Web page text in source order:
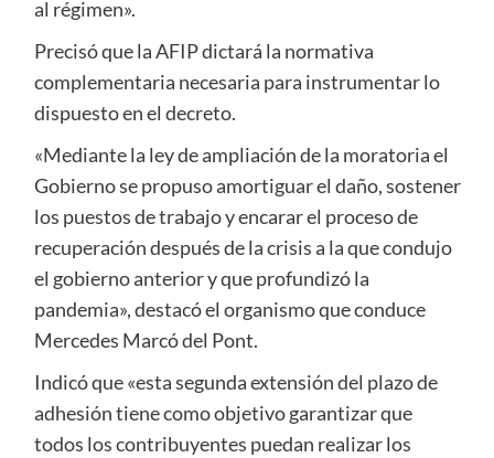
al régimen».
Precisó que la AFIP dictará la normativa
complementaria necesaria para instrumentar lo
dispuesto en el decreto.
«Mediante la ley de ampliación de la moratoria el
Gobierno se propuso amortiguar el daño, sostener
los puestos de trabajo y encarar el proceso de
recuperación después de la crisis a la que condujo
el gobierno anterior y que profundizó la
pandemia», destacó el organismo que conduce
Mercedes Marcó del Pont.
Indicó que «esta segunda extensión del plazo de
adhesión tiene como objetivo garantizar que
todos los contribuyentes puedan realizar los